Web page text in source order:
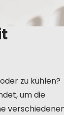
zu kühlen?
um die